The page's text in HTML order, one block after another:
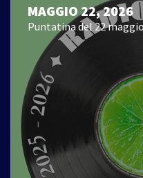
MAGGIO 22, 2026
Puntatina del 22